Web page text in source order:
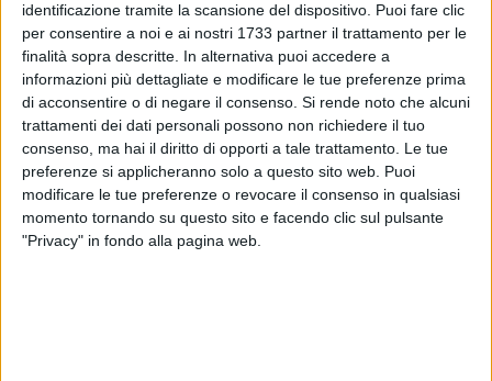
identificazione tramite la scansione del dispositivo. Puoi fare clic
per consentire a noi e ai nostri 1733 partner il trattamento per le
finalità sopra descritte. In alternativa puoi accedere a
informazioni più dettagliate e modificare le tue preferenze prima
di acconsentire o di negare il consenso. Si rende noto che alcuni
trattamenti dei dati personali possono non richiedere il tuo
consenso, ma hai il diritto di opporti a tale trattamento. Le tue
preferenze si applicheranno solo a questo sito web. Puoi
modificare le tue preferenze o revocare il consenso in qualsiasi
momento tornando su questo sito e facendo clic sul pulsante
"Privacy" in fondo alla pagina web.
figura dell'imperatore Federico II di Svevia, sovrano
illuminato e protagonista indiscusso della storia pugliese. La
visita guidata, condotta dalle guide specializzate Aditus,
permetterà ai partecipanti di esplorare ambienti, simboli e
testimonianze federiciane. Successivamente, gli attori Marco
Jacopo Montaruli, Rita Marinelli e Gianluigi Belsito DEL
TEATRO DEL VIAGGIO, daranno vita a una teatralizzazione
che rievoca episodi, dialoghi e suggestioni della vita
dell'imperatore, definito nel Medioevo "stupor mundi".